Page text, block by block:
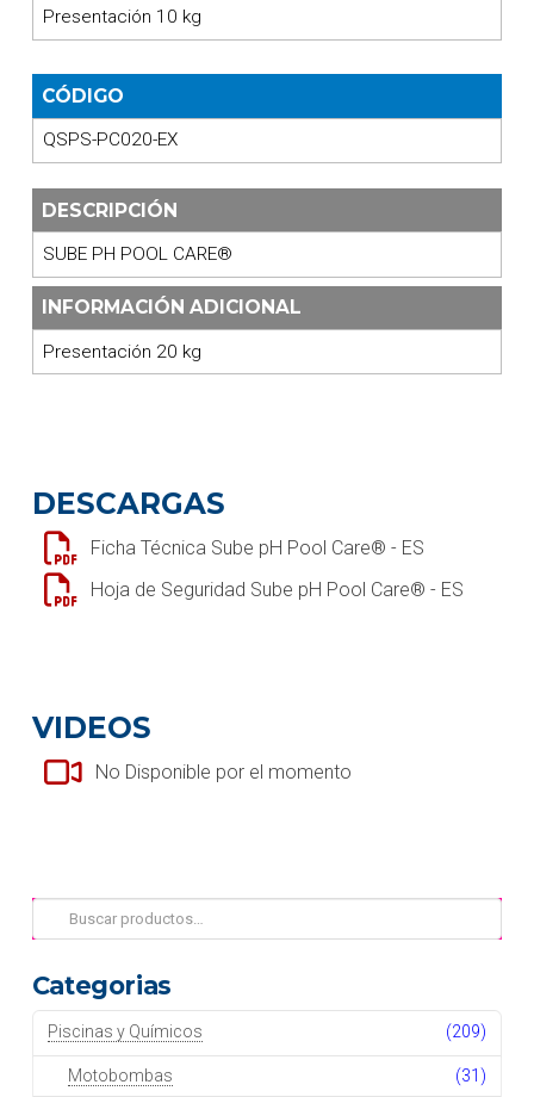
Presentación 10 kg
CÓDIGO
QSPS-PC020-EX
DESCRIPCIÓN
SUBE PH POOL CARE®
INFORMACIÓN ADICIONAL
Presentación 20 kg
DESCARGAS
Ficha Técnica Sube pH Pool Care® - ES
Hoja de Seguridad Sube pH Pool Care® - ES
VIDEOS
No Disponible por el momento
Buscar
por:
Categorias
Piscinas y Químicos (209)
Motobombas (31)